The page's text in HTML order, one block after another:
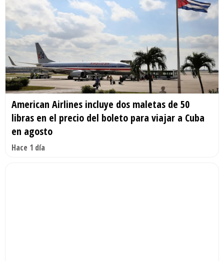
American Airlines incluye dos maletas de 50
libras en el precio del boleto para viajar a Cuba
en agosto
Hace 1 día